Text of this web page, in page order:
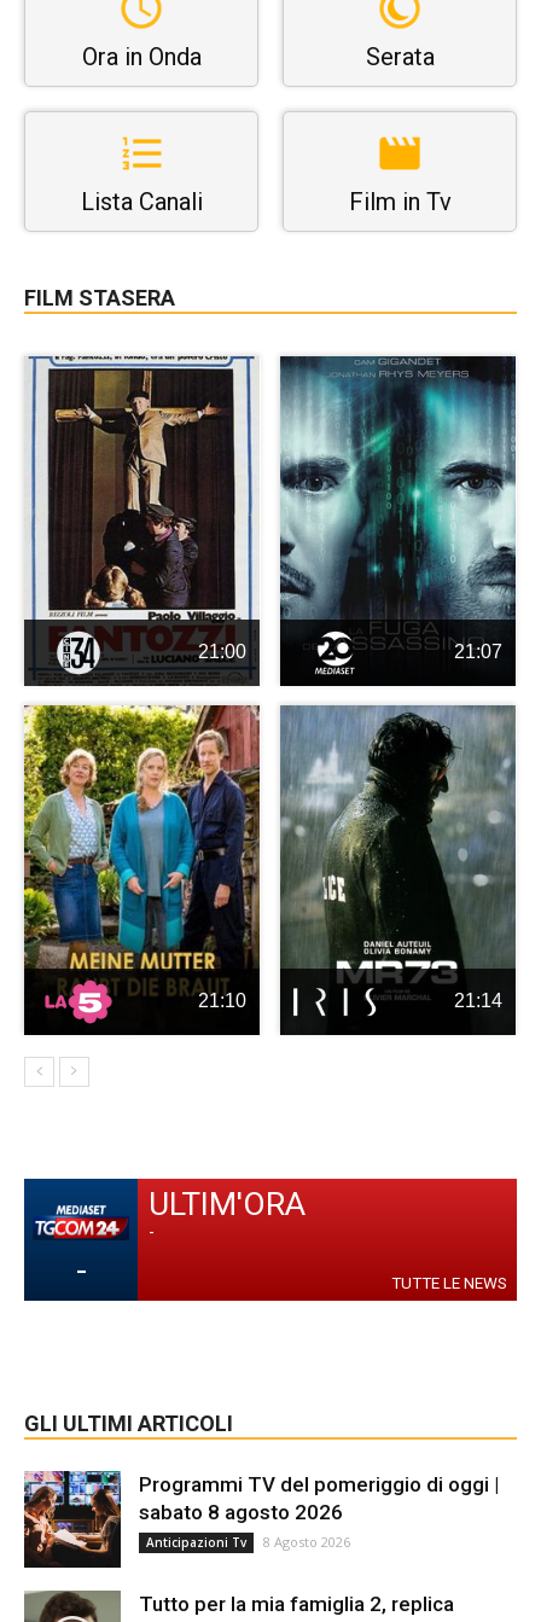
Ora in Onda Serata
Lista Canali Film in Tv
FILM STASERA
21:00 21:07
21:10 21:14
-
ULTIM'ORA
-
TUTTE LE NEWS
GLI ULTIMI ARTICOLI
Programmi TV del pomeriggio di oggi |
sabato 8 agosto 2026
Anticipazioni Tv 8 Agosto 2026
Tutto per la mia famiglia 2, replica